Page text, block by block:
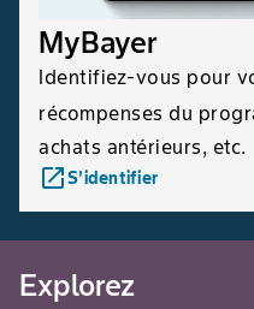
MyBayer
Identifiez-vous pour
récompenses du
achats antérieurs, etc.
launchS’identifier
Explorez